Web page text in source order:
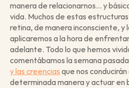
manera de relacionarnos… y
vida. Muchos de estas
retina, de manera inconsciente, y
aplicaremos a la hora de
adelante. Todo lo que hemos
comentábamos la semana
y las creencias que nos
determinada manera y actuar en